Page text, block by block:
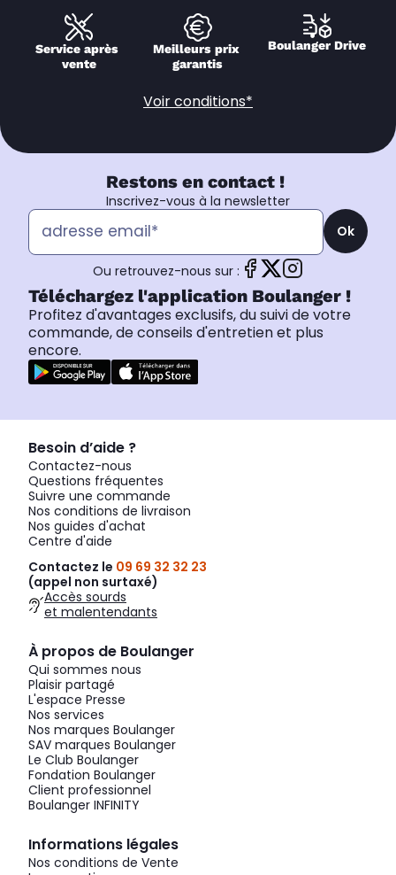
Service après
vente
Meilleurs prix
garantis
Boulanger Drive
Voir conditions*
Restons en contact !
Inscrivez-vous à la newsletter
Ok
Ou retrouvez-nous sur :
Téléchargez l'application Boulanger !
Profitez d'avantages exclusifs, du suivi de votre
commande, de conseils d'entretien et plus
encore.
Besoin d’aide ?
Contactez-nous
Questions fréquentes
Suivre une commande
Nos conditions de livraison
Nos guides d'achat
Centre d'aide
Contactez le 09 69 32 32 23
(appel non surtaxé)
Accès sourds
et malentendants
À propos de Boulanger
Qui sommes nous
Plaisir partagé
L'espace Presse
Nos services
Nos marques Boulanger
SAV marques Boulanger
Le Club Boulanger
Fondation Boulanger
Client professionnel
Boulanger INFINITY
Informations légales
Nos conditions de Vente